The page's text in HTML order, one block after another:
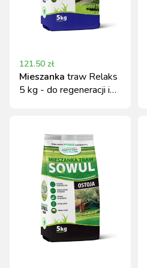
121.50 zł
Mieszanka traw Relaks
5 kg - do regeneracji i